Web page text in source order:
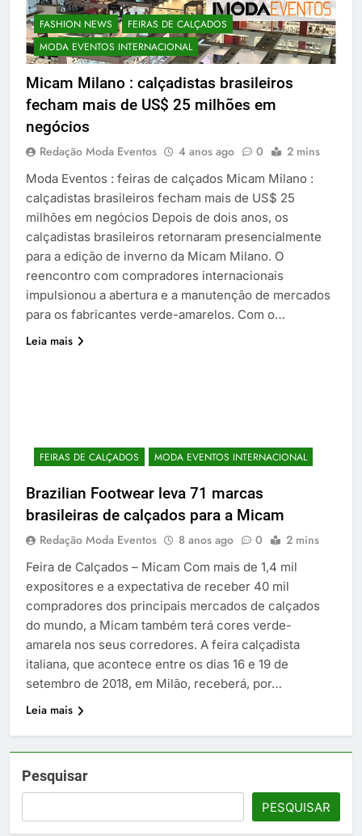
FASHION NEWS
FEIRAS DE CALÇADOS
MODA EVENTOS INTERNACIONAL
Micam Milano : calçadistas brasileiros
fecham mais de US$ 25 milhões em
negócios
Redação Moda Eventos 4 anos ago 0 2 mins
Moda Eventos : feiras de calçados Micam Milano :
calçadistas brasileiros fecham mais de US$ 25
milhões em negócios Depois de dois anos, os
calçadistas brasileiros retornaram presencialmente
para a edição de inverno da Micam Milano. O
reencontro com compradores internacionais
impulsionou a abertura e a manutenção de mercados
para os fabricantes verde-amarelos. Com o…
Leia mais
FEIRAS DE CALÇADOS MODA EVENTOS INTERNACIONAL
Brazilian Footwear leva 71 marcas
brasileiras de calçados para a Micam
Redação Moda Eventos 8 anos ago 0 2 mins
Feira de Calçados – Micam Com mais de 1,4 mil
expositores e a expectativa de receber 40 mil
compradores dos principais mercados de calçados
do mundo, a Micam também terá cores verde-
amarela nos seus corredores. A feira calçadista
italiana, que acontece entre os dias 16 e 19 de
setembro de 2018, em Milão, receberá, por…
Leia mais
Pesquisar
PESQUISAR